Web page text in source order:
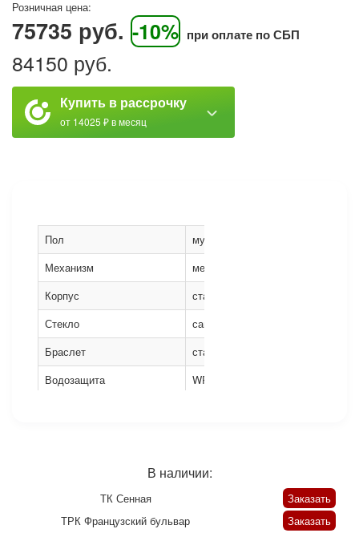
Розничная цена:
75735 руб. -10% при оплате по СБП
84150 руб.
Купить в рассрочку
от 14025 ₽ в месяц
Пол
мужские
Механизм
механические
Корпус
сталь
Стекло
сапфировое
Браслет
сталь
Водозащита
WR100
В наличии:
ТК Сенная
Заказать
ТРК Французский бульвар
Заказать